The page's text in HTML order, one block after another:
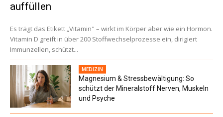
auffüllen
Es trägt das Etikett „Vitamin" – wirkt im Körper aber wie ein Hormon.
Vitamin D greift in über 200 Stoffwechselprozesse ein, dirigiert
Immunzellen, schützt...
MEDIZIN
Magnesium & Stressbewältigung: So
schützt der Mineralstoff Nerven, Muskeln
und Psyche